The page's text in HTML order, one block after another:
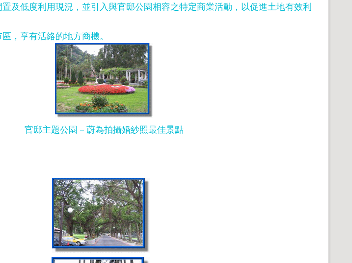
及低度利用現況，並引入與官邸公園相容之特定商業活動，以促進土地有效利
，享有活絡的地方商機。
官邸主題公園－蔚為拍攝婚紗照最佳景點